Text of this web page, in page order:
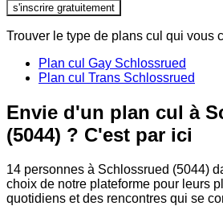
s'inscrire gratuitement
Trouver le type de plans cul qui vous
Plan cul Gay Schlossrued
Plan cul Trans Schlossrued
Envie d'un plan cul à
(5044) ? C'est par ici
14 personnes à Schlossrued (5044)
choix de notre plateforme pour leurs
quotidiens et des rencontres qui se